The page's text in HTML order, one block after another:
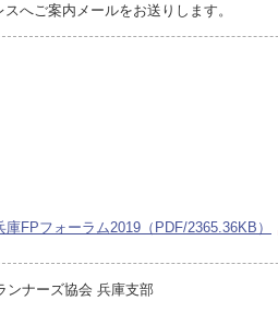
へご案内メールをお送りします。
FPフォーラム2019（PDF/2365.36KB）
ンナーズ協会 兵庫支部